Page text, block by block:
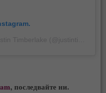
, последвайте ни.